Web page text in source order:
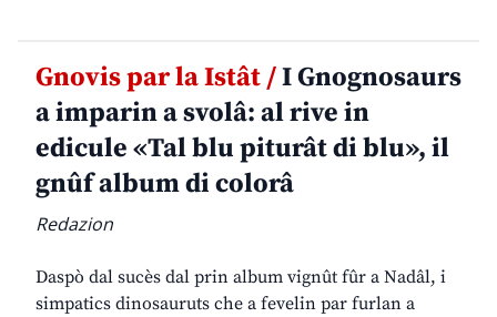
Gnovis par la Istât /I Gnognosaurs
a imparin a svolâ: al rive in
edicule «Tal blu piturât di blu», il
gnûf album di colorâ
Redazion
Daspò dal sucès dal prin album vignût fûr a Nadâl, i
simpatics dinosauruts che a fevelin par furlan a